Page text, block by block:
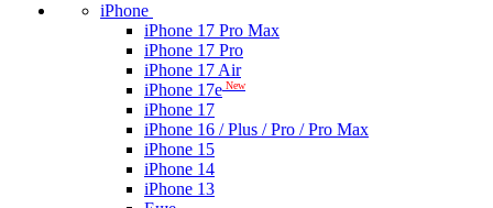
iPhone
iPhone 17 Pro Max
iPhone 17 Pro
iPhone 17 Air
iPhone 17e New
iPhone 17
iPhone 16 / Plus / Pro / Pro Max
iPhone 15
iPhone 14
iPhone 13